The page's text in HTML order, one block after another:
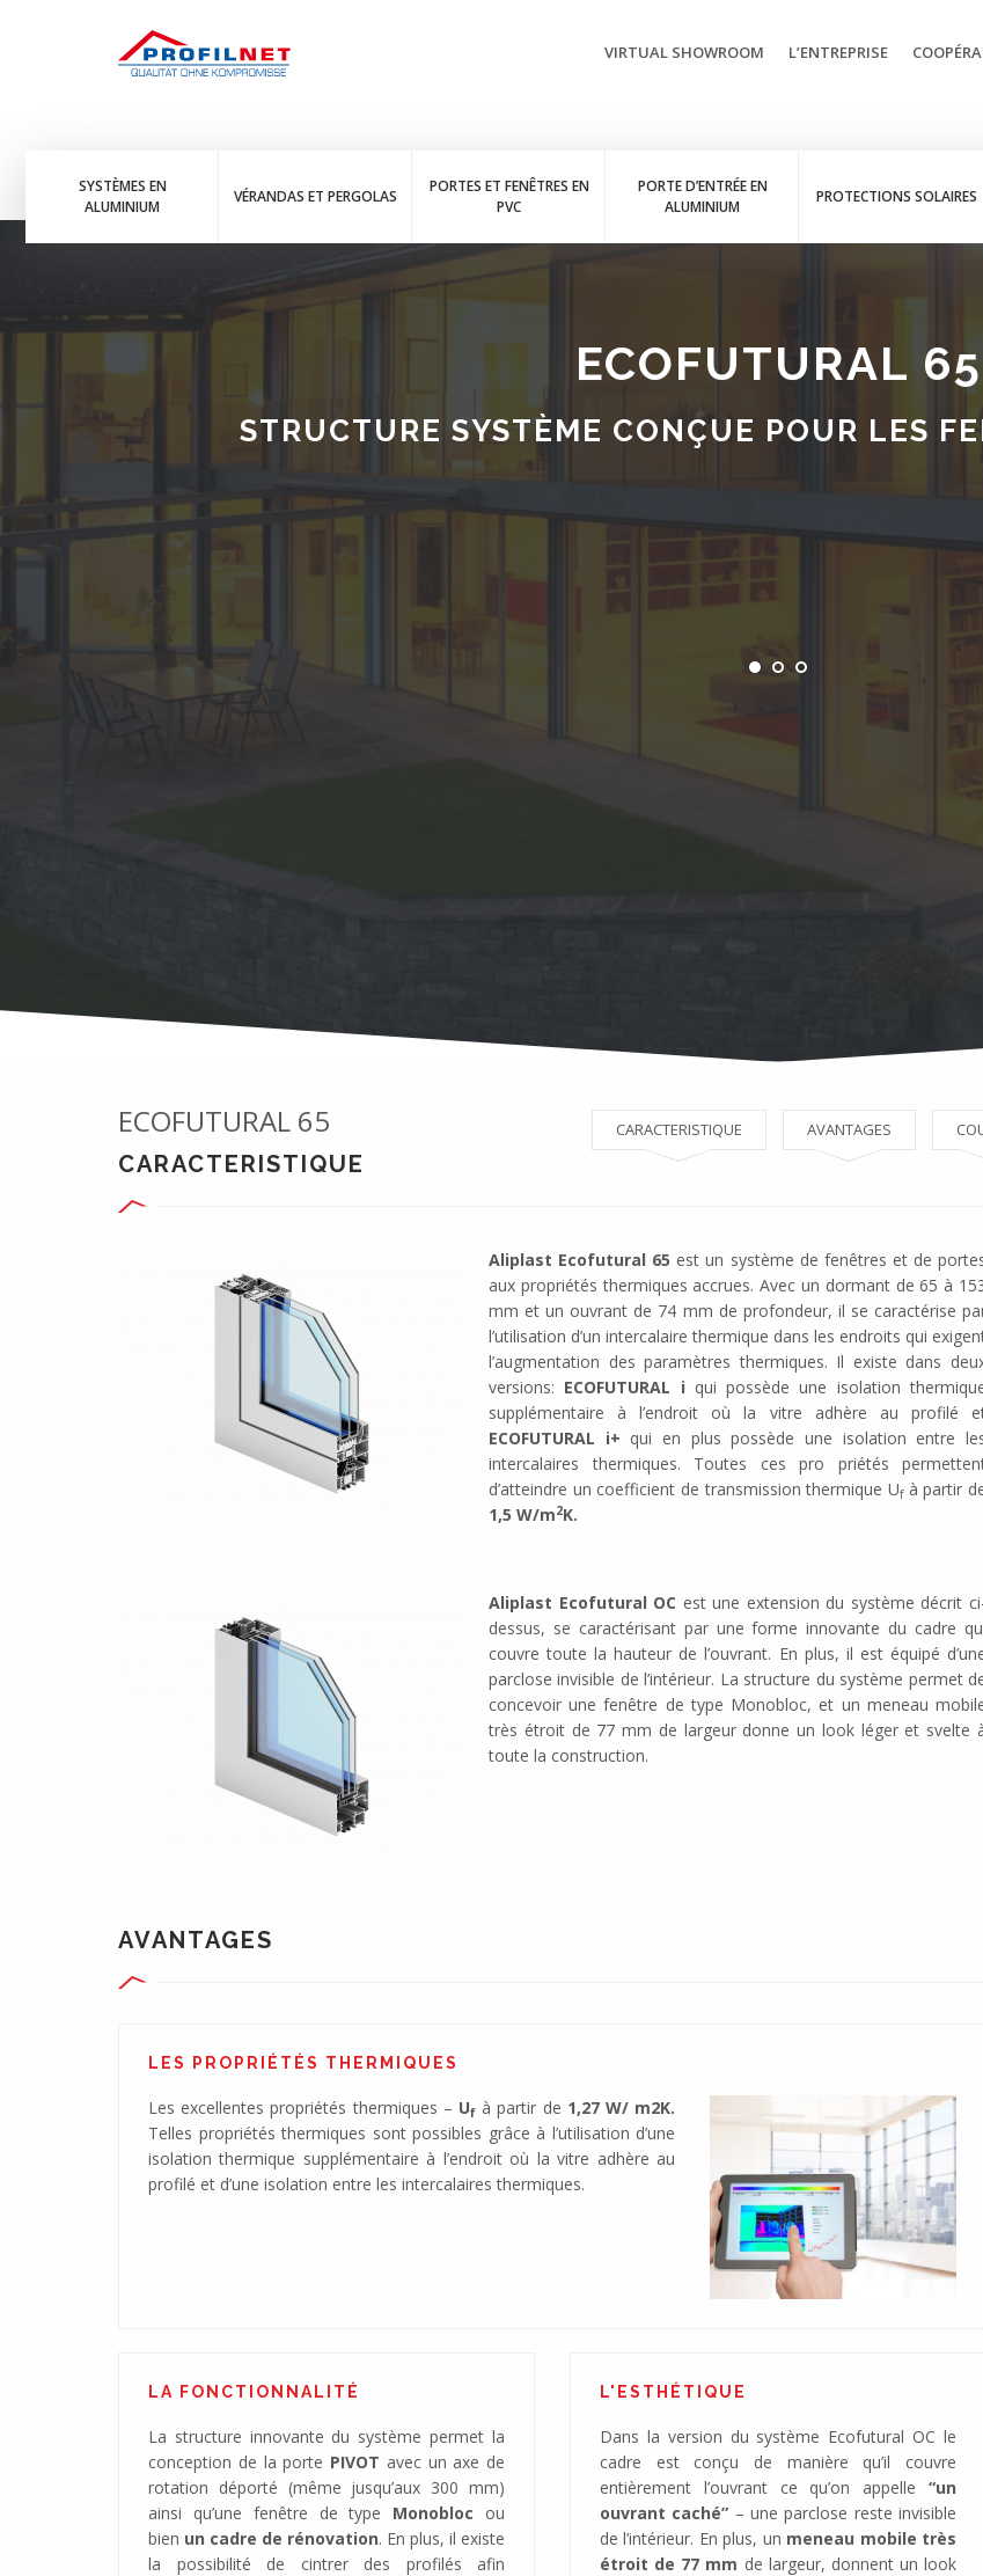
VIRTUAL SHOWROOM L’ENTREPRISE
SYSTÈMES EN
ALUMINIUM
VÉRANDAS ET PERGOLAS
PORTES ET FENÊTRES EN
PVC
PORTE D’ENTRÉE EN
ALUMINIUM
PROTECTIONS SOLAIRES
ECOFUTURAL 65
STRUCTURE SYSTÈME CONÇUE POUR LES
ECOFUTURAL 65 CARACTERISTIQUE AVANTAGES
CARACTERISTIQUE
Aliplast Ecofutural 65 est un système de fenêtres et de
aux propriétés thermiques accrues. Avec un dormant de 65 à
mm et un ouvrant de 74 mm de profondeur, il se caractérise
l’utilisation d’un intercalaire thermique dans les endroits qui
l’augmentation des paramètres thermiques. Il existe dans
versions: ECOFUTURAL i qui possède une isolation
supplémentaire à l’endroit où la vitre adhère au profilé
ECOFUTURAL i+ qui en plus possède une isolation entre
intercalaires thermiques. Toutes ces pro priétés
d’atteindre un coefficient de transmission thermique Ufà partir
1,5 W/m2K.
Aliplast Ecofutural OC est une extension du système décrit
dessus, se caractérisant par une forme innovante du cadre
couvre toute la hauteur de l’ouvrant. En plus, il est équipé
parclose invisible de l’intérieur. La structure du système permet
concevoir une fenêtre de type Monobloc, et un meneau
très étroit de 77 mm de largeur donne un look léger et svelte
toute la construction.
AVANTAGES
LES PROPRIÉTÉS THERMIQUES
Les excellentes propriétés thermiques – Uf à partir de 1,27 W/ m2K.
Telles propriétés thermiques sont possibles grâce à l’utilisation d’une
isolation thermique supplémentaire à l’endroit où la vitre adhère au
profilé et d’une isolation entre les intercalaires thermiques.
LA FONCTIONNALITÉ
La structure innovante du système permet la
conception de la porte PIVOT avec un axe de
rotation déporté (même jusqu’aux 300 mm)
ainsi qu’une fenêtre de type Monobloc ou
bien un cadre de rénovation. En plus, il existe
la possibilité de cintrer des profilés afin
L'ESTHÉTIQUE
Dans la version du système Ecofutural OC le
cadre est conçu de manière qu’il couvre
entièrement l’ouvrant ce qu’on appelle “un
ouvrant caché” – une parclose reste invisible
de l’intérieur. En plus, un meneau mobile très
étroit de 77 mm de largeur, donnent un look